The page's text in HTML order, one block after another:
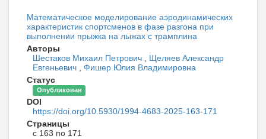
Математическое моделирование аэродинамических
характеристик спортсменов в фазе разгона при
выполнении прыжка на лыжах с трамплина
Авторы
Шестаков Михаил Петрович , Щеляев Александр
Евгеньевич , Фишер Юлия Владимировна
Статус
Опубликован
DOI
https://doi.org/10.5930/1994-4683-2025-163-171
Страницы
с 163 по 171